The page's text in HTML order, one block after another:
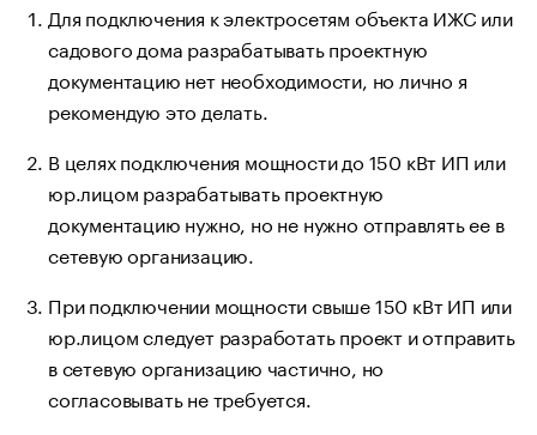
Для подключения к электросетям объекта ИЖС или
садового дома разрабатывать проектную
документацию нет необходимости, но лично я
рекомендую это делать.
В целях подключения мощности до 150 кВт ИП или
юр.лицом разрабатывать проектную
документацию нужно, но не нужно отправлять ее в
сетевую организацию.
При подключении мощности свыше 150 кВт ИП или
юр.лицом следует разработать проект и отправить
в сетевую организацию частично, но
согласовывать не требуется.